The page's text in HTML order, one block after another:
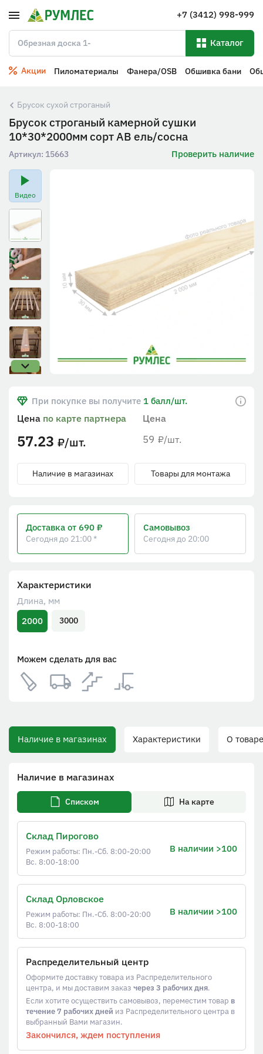
+7 (3412) 998-999
Каталог
Акции Пиломатериалы Фанера/OSB Обшивка бани
Брусок сухой строганый
Брусок строганый камерной сушки
10*30*2000мм сорт АВ ель/сосна
Артикул: 15663 Проверить наличие
Видео
Характеристики
Длина, мм
2000
3000
Можем сделать для вас
При покупке вы получите 1 балл/шт.
Цена
59 ₽/шт.
Цена по карте партнера
57.23 ₽/шт.
Наличие в магазинах Товары для монтажа
Доставка от 690 ₽
Сегодня до 21:00 *
Самовывоз
Сегодня до 20:00
Наличие в магазинах Характеристики О товаре
Наличие в магазинах
Списком На карте
Склад Пирогово
Режим работы: Пн.-Сб. 8:00-20:00
Вс. 8:00-18:00
В наличии >100
Склад Орловское
Режим работы: Пн.-Сб. 8:00-20:00
Вс. 8:00-18:00
В наличии >100
Распределительный центр
Оформите доставку товара из Распределительного
центра, и мы доставим заказ через 3 рабочих дня.
Если хотите осуществить самовывоз, переместим товар в
течение 7 рабочих дней из Распределительного центра в
выбранный Вами магазин.
Закончился, ждем поступления